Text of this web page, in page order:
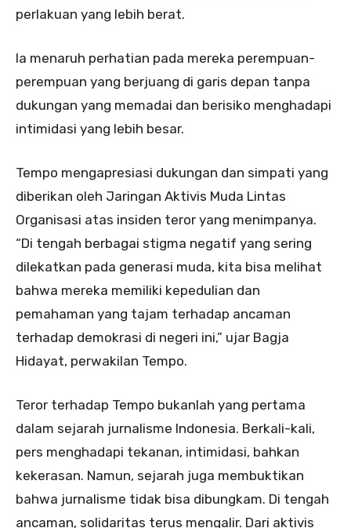
perlakuan yang lebih berat.
Ia menaruh perhatian pada mereka perempuan-
perempuan yang berjuang di garis depan tanpa
dukungan yang memadai dan berisiko menghadapi
intimidasi yang lebih besar.
Tempo mengapresiasi dukungan dan simpati yang
diberikan oleh Jaringan Aktivis Muda Lintas
Organisasi atas insiden teror yang menimpanya.
“Di tengah berbagai stigma negatif yang sering
dilekatkan pada generasi muda, kita bisa melihat
bahwa mereka memiliki kepedulian dan
pemahaman yang tajam terhadap ancaman
terhadap demokrasi di negeri ini,” ujar Bagja
Hidayat, perwakilan Tempo.
Teror terhadap Tempo bukanlah yang pertama
dalam sejarah jurnalisme Indonesia. Berkali-kali,
pers menghadapi tekanan, intimidasi, bahkan
kekerasan. Namun, sejarah juga membuktikan
bahwa jurnalisme tidak bisa dibungkam. Di tengah
ancaman, solidaritas terus mengalir. Dari aktivis